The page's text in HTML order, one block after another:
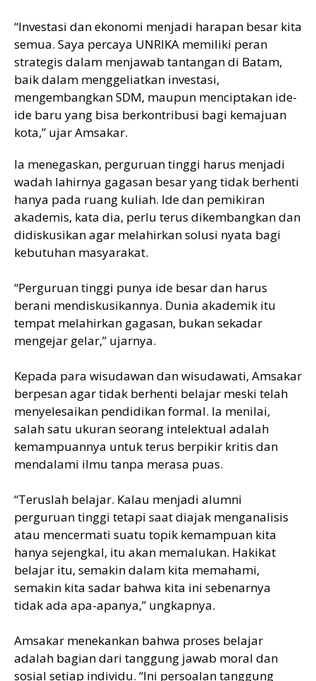
“Investasi dan ekonomi menjadi harapan besar kita
semua. Saya percaya UNRIKA memiliki peran
strategis dalam menjawab tantangan di Batam,
baik dalam menggeliatkan investasi,
mengembangkan SDM, maupun menciptakan ide-
ide baru yang bisa berkontribusi bagi kemajuan
kota,” ujar Amsakar.
Ia menegaskan, perguruan tinggi harus menjadi
wadah lahirnya gagasan besar yang tidak berhenti
hanya pada ruang kuliah. Ide dan pemikiran
akademis, kata dia, perlu terus dikembangkan dan
didiskusikan agar melahirkan solusi nyata bagi
kebutuhan masyarakat.
“Perguruan tinggi punya ide besar dan harus
berani mendiskusikannya. Dunia akademik itu
tempat melahirkan gagasan, bukan sekadar
mengejar gelar,” ujarnya.
Kepada para wisudawan dan wisudawati, Amsakar
berpesan agar tidak berhenti belajar meski telah
menyelesaikan pendidikan formal. Ia menilai,
salah satu ukuran seorang intelektual adalah
kemampuannya untuk terus berpikir kritis dan
mendalami ilmu tanpa merasa puas.
“Teruslah belajar. Kalau menjadi alumni
perguruan tinggi tetapi saat diajak menganalisis
atau mencermati suatu topik kemampuan kita
hanya sejengkal, itu akan memalukan. Hakikat
belajar itu, semakin dalam kita memahami,
semakin kita sadar bahwa kita ini sebenarnya
tidak ada apa-apanya,” ungkapnya.
Amsakar menekankan bahwa proses belajar
adalah bagian dari tanggung jawab moral dan
sosial setiap individu. “Ini persoalan tanggung